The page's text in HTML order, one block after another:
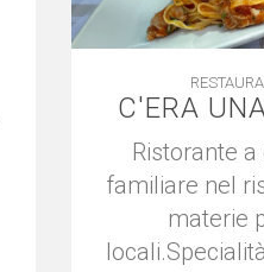
C'ERA
Ristorante
familiare nel
materie